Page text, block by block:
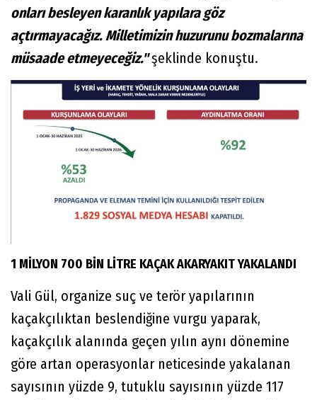
onları besleyen karanlık yapılara göz
açtırmayacağız. Milletimizin huzurunu bozmalarına
müsaade etmeyeceğiz."şeklinde konuştu.
1 MİLYON 700 BİN LİTRE KAÇAK AKARYAKIT YAKALANDI
Vali Gül, organize suç ve terör yapılarının
kaçakçılıktan beslendiğine vurgu yaparak,
kaçakçılık alanında geçen yılın aynı dönemine
göre artan operasyonlar neticesinde yakalanan
sayısının yüzde 9, tutuklu sayısının yüzde 117